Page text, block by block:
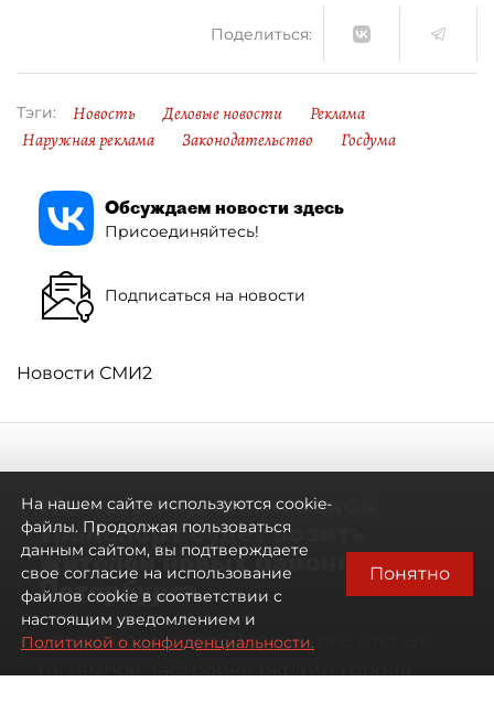
Поделиться:
Тэги: Новость Деловые новости
Реклама
Наружная реклама
Законодательство Госдума
Обсуждаем новости здесь
Присоединяйтесь!
Подписаться на новости
Новости СМИ2
Не метро единым: какой
транспорт будет возить
жителей новых районов
Петербурга
Развитие метро в Петербурге отстало
от темпов застройки окраин города
На нашем сайте используются cookie-
файлы. Продолжая пользоваться
данным сайтом, вы подтверждаете
свое согласие на использование
файлов cookie в соответствии с
настоящим уведомлением и
Политикой о конфиденциальности.
Понятно